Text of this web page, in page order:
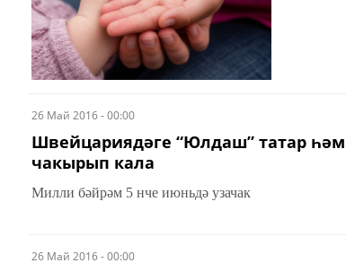
26 Май 2016 - 00:00
Швейцариядәге “Юлдаш” татар
чакырып кала
Милли бәйрәм 5 нче июньдә узачак
26 Май 2016 - 00:00